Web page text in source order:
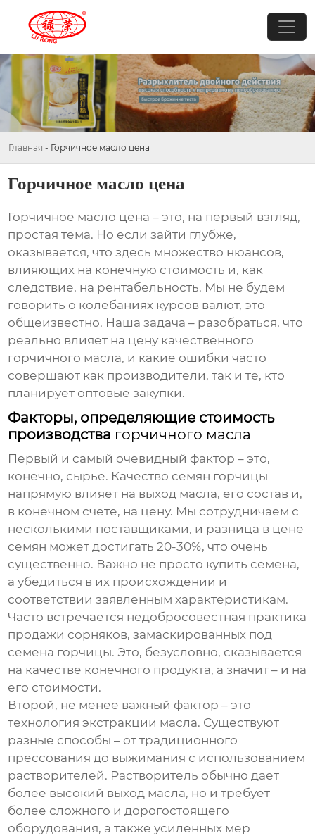
Главная - Горчичное масло цена
Горчичное масло цена
Горчичное масло цена – это, на первый взгляд,
простая тема. Но если зайти глубже,
оказывается, что здесь множество нюансов,
влияющих на конечную стоимость и, как
следствие, на рентабельность. Мы не будем
говорить о колебаниях курсов валют, это
общеизвестно. Наша задача – разобраться, что
реально влияет на цену качественного
горчичного масла, и какие ошибки часто
совершают как производители, так и те, кто
планирует оптовые закупки.
Факторы, определяющие стоимость
производства горчичного масла
Первый и самый очевидный фактор – это,
конечно, сырье. Качество семян горчицы
напрямую влияет на выход масла, его состав и,
в конечном счете, на цену. Мы сотрудничаем с
несколькими поставщиками, и разница в цене
семян может достигать 20-30%, что очень
существенно. Важно не просто купить семена,
а убедиться в их происхождении и
соответствии заявленным характеристикам.
Часто встречается недобросовестная практика
продажи сорняков, замаскированных под
семена горчицы. Это, безусловно, сказывается
на качестве конечного продукта, а значит – и на
его стоимости.
Второй, не менее важный фактор – это
технология экстракции масла. Существуют
разные способы – от традиционного
прессования до выжимания с использованием
растворителей. Растворитель обычно дает
более высокий выход масла, но и требует
более сложного и дорогостоящего
оборудования, а также усиленных мер